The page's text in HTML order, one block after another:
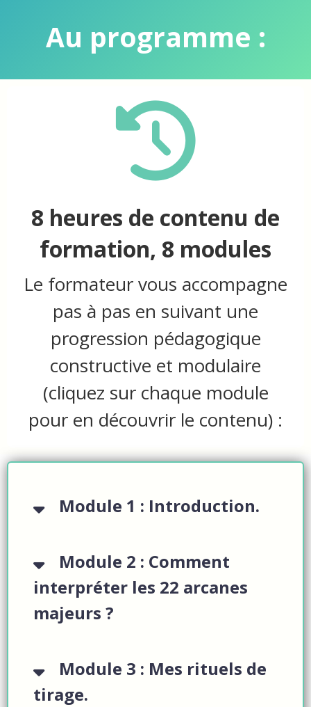
Au programme :
8 heures de contenu de
formation, 8 modules
Le formateur vous accompagne
pas à pas en suivant une
progression pédagogique
constructive et modulaire
(cliquez sur chaque module
pour en découvrir le contenu) :
Module 1 : Introduction.
Module 2 : Comment
interpréter les 22 arcanes
majeurs ?
Module 3 : Mes rituels de
tirage.